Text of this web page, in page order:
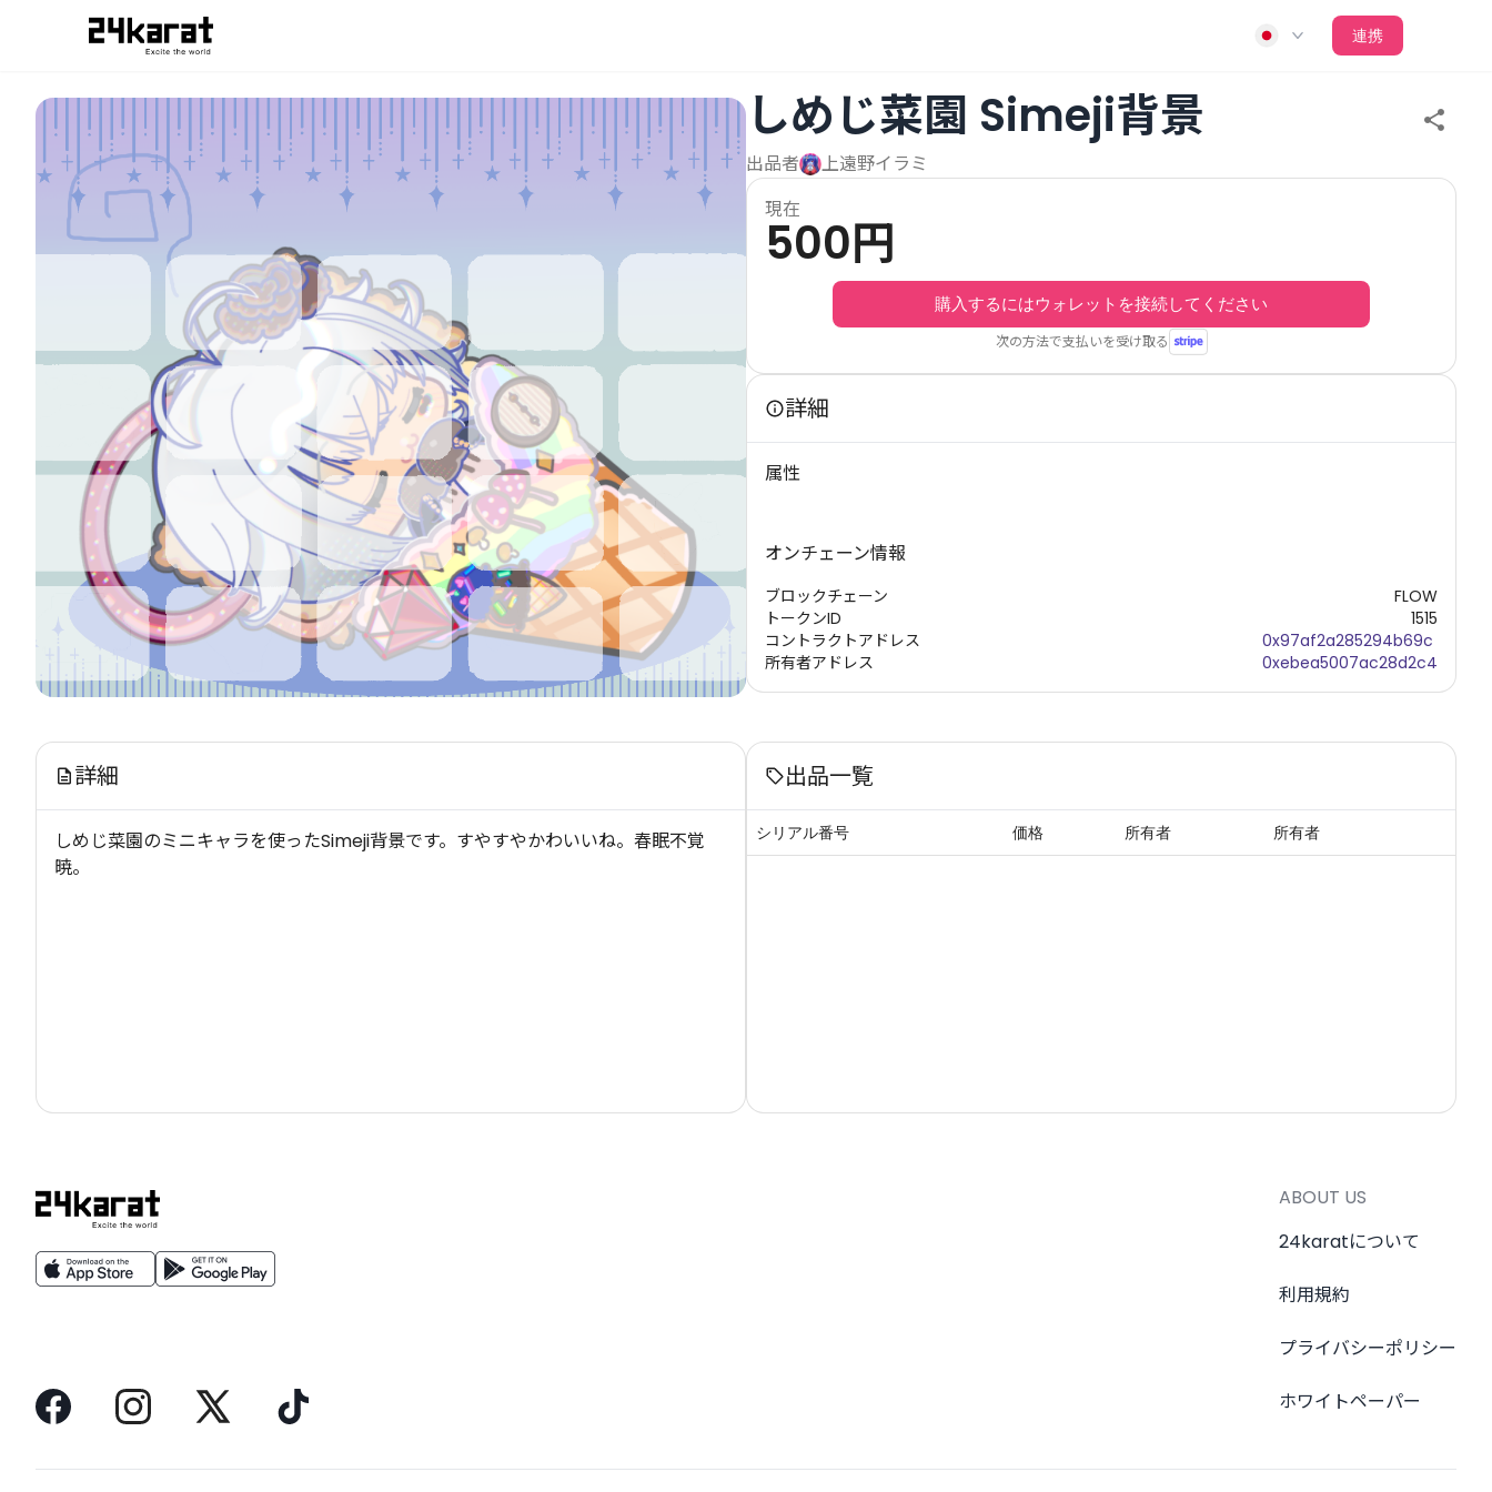
しめじ菜園 Simeji背景
連携
しめじ菜園 Simeji背景
出品者
上遠野イラミ
現在
500円
購入するにはウォレットを接続してください
次の方法で支払いを受け取る
詳細
属性
オンチェーン情報
ブロックチェーン
トークンID
コントラクトアドレス
所有者アドレス
FLOW
1515
0x97af2a285294b69c
0xebea5007ac28d2c4
詳細
しめじ菜園のミニキャラを使ったSimeji背景です。すやすやかわいいね。春眠不覚
暁。
出品一覧
シリアル番号 価格 所有者 所有者
ABOUT US
24karatについて
利用規約
プライバシーポリシー
ホワイトペーパー